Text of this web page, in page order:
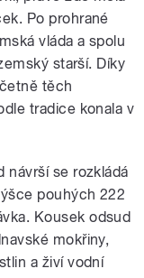
Po prohrané
vláda a spolu
starší. Díky
těch
tradice konala v
návrší se rozkládá
pouhých 222
Kousek odsud
mokřiny,
a živí vodní